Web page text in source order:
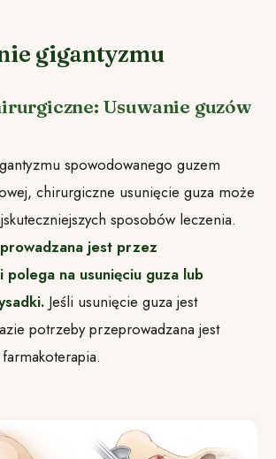
gigantyzmu
Usuwanie guzów
spowodowanego guzem
chirurgiczne usunięcie guza może
sposobów leczenia.
jest przez
na usunięciu guza lub
Jeśli usunięcie guza jest
potrzeby przeprowadzana jest